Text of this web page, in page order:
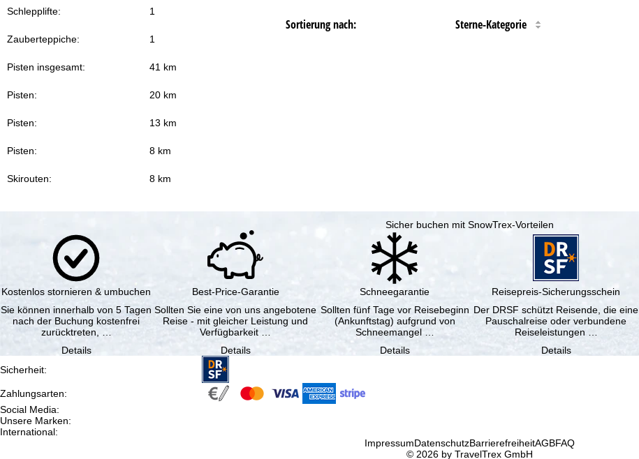
Schlepplifte: 1
Zauberteppiche: 1
Pisten insgesamt: 41 km
Pisten: 20 km
Pisten: 13 km
Pisten: 8 km
Skirouten: 8 km
Sortierung nach: Sterne-Kategorie
Sicher buchen mit SnowTrex-Vorteilen
Kostenlos stornieren & umbuchen
Sie können innerhalb von 5 Tagen
nach der Buchung kostenfrei
zurücktreten, …
Details
Best-Price-Garantie
Sollten Sie eine von uns angebotene
Reise - mit gleicher Leistung und
Verfügbarkeit …
Details
Schneegarantie
Sollten fünf Tage vor Reisebeginn
(Ankunftstag) aufgrund von
Schneemangel …
Details
Reisepreis-Sicherungsschein
Der DRSF schützt Reisende, die eine
Pauschalreise oder verbundene
Reiseleistungen …
Details
Sicherheit:
Zahlungsarten:
Social Media:
Unsere Marken:
International:
ImpressumDatenschutzBarrierefreiheitAGBFAQ
© 2026 by TravelTrex GmbH